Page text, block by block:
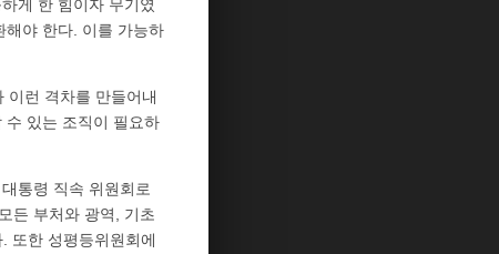
게 한 힘이자 무기였
해야 한다. 이를 가능하
이런 격차를 만들어내
수 있는 조직이 필요하
통령 직속 위원회로
든 부처와 광역, 기초
또한 성평등위원회에